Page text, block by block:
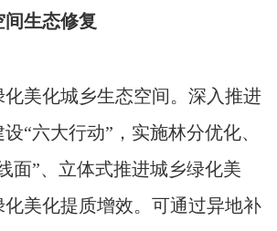
生态修复
化城乡生态空间。深入推进
“六大行动”，实施林分优化、
面”、立体式推进城乡绿化美
美化提质增效。可通过异地补